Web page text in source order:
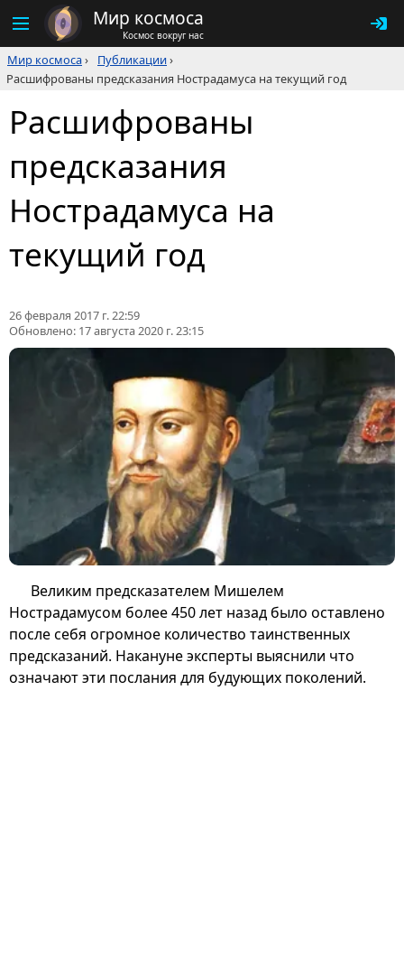
Мир космоса
Космос вокруг нас
Мир космоса› Публикации›
Расшифрованы предсказания Нострадамуса на текущий год
Расшифрованы
предсказания
Нострадамуса на
текущий год
26 февраля 2017 г. 22:59
Обновлено: 17 августа 2020 г. 23:15
Великим предсказателем Мишелем
Нострадамусом более 450 лет назад было оставлено
после себя огромное количество таинственных
предсказаний. Накануне эксперты выяснили что
означают эти послания для будующих поколений.